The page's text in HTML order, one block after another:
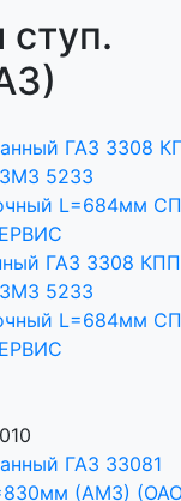
ГАЗ 3308 КПП
5233
L=684мм СП